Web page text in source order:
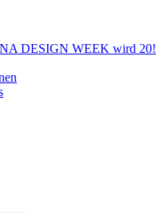
DESIGN WEEK wird 20!